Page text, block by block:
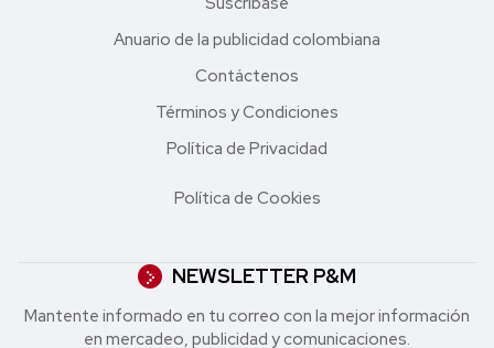
Anuario de la publicidad colombiana
Contáctenos
Términos y Condiciones
Política de Privacidad
Política de Cookies
NEWSLETTER P&M
Mantente informado en tu correo con la mejor in formación
en mercadeo, publicidad y comunicaciones.